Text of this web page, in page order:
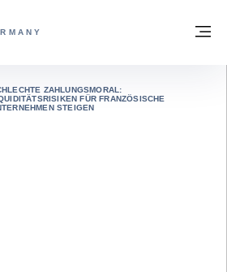
FOR TRADE - WEBSEITE DER
ZAHLUNGSMORAL:
FÜR FRANZÖSISCHE
STEIGEN